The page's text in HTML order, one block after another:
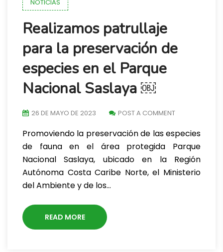
NOTICIAS
Realizamos patrullaje
para la preservación de
especies en el Parque
Nacional Saslaya ￼
26 DE MAYO DE 2023 POST A COMMENT
Promoviendo la preservación de las especies
de fauna en el área protegida Parque
Nacional Saslaya, ubicado en la Región
Autónoma Costa Caribe Norte, el Ministerio
del Ambiente y de los…
READ MORE